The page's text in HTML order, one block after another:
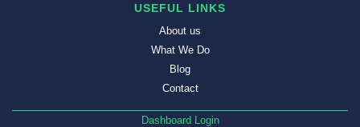
USEFUL LINKS
About us
What We Do
Blog
Contact
Dashboard Login